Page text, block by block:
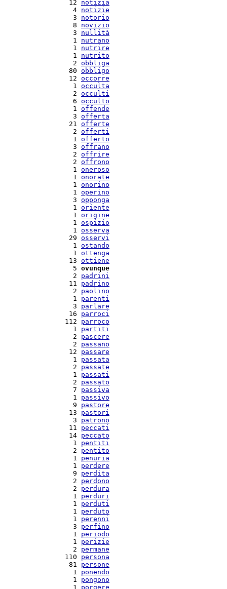
  12
notizia
   4
notizie
   3
notorio
   8
novizio
   3
nullità
   1
nutrano
   1
nutrire
   1
nutrito
   2
obbliga
  80
obbligo
  12
occorre
   1
occulta
   2
occulti
   6
occulto
   1
offende
   3
offerta
  21
offerte
   2
offerti
   1
offerto
   3
offrano
   2
offrire
   2
offrono
   1
oneroso
   1
onorate
   1
onorino
   1
operino
   3
opponga
   1
oriente
   1
origine
   1
ospizio
   1
osserva
  29
osservi
   1
ostando
   1
ottenga
  13
ottiene
   5
ovunque
   2
padrini
  11
padrino
   2
paolino
   1
parenti
   3
parlare
  16
parroci
112 parroco
   1
partiti
   2
pascere
   2
passano
  12
passare
   1
passata
   2
passate
   1
passati
   2
passato
   7
passiva
   1
passivo
   9
pastore
  13
pastori
   3
patrono
  11
peccati
  14
peccato
   1
pentiti
   2
pentito
   1
penuria
   1
perdere
   9
perdita
   2
perdono
   2
perdura
   1
perduri
   1
perduti
   1
perduto
   1
perenni
   3
perfino
   1
periodo
   1
perizie
   2
permane
110 persona
  81
persone
   1
ponendo
   1
pongono
   1
porgere